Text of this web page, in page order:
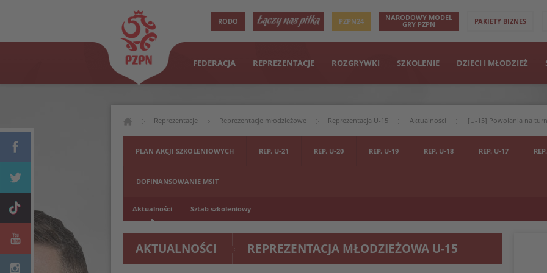
RODO PZPN24 NARODOWY MODEL
GRY PZPN PAKIETY BIZNES
FEDERACJA REPREZENTACJE ROZGRYWKI SZKOLENIE DZIECI I MŁODZIEŻ
Reprezentacje Reprezentacje młodzieżowe Reprezentacja U-15 Aktualności [U-15] Powołania na
PLAN AKCJI SZKOLENIOWYCH REP. U-21 REP. U-20 REP. U-19 REP. U-18 REP. U-17
DOFINANSOWANIE MSIT
Aktualności Sztab szkoleniowy
AKTUALNOŚCI REPREZENTACJA MŁODZIEŻOWA U-15